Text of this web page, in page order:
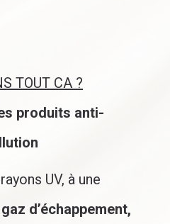
TOUT CA ?
UV, à une
gaz d’échappement,